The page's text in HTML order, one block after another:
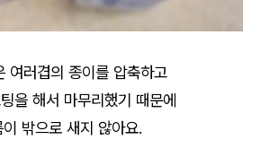
여러겹의 종이를 압축하고
을 해서 마무리했기 때문에
이 밖으로 새지 않아요.